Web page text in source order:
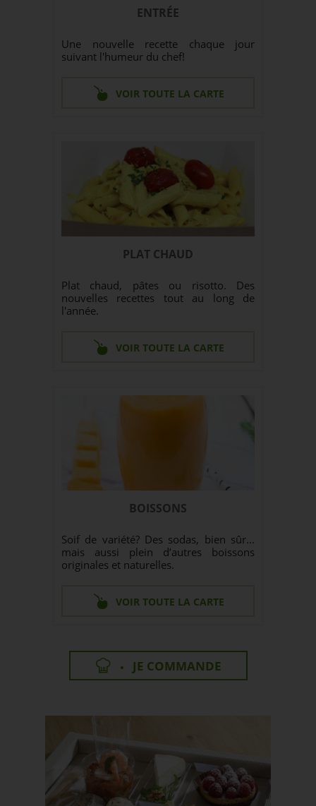
ENTRÉE
Une nouvelle recette chaque jour
suivant l'humeur du chef!
VOIR TOUTE LA CARTE
PLAT CHAUD
Plat chaud, pâtes ou risotto. Des
nouvelles recettes tout au long de
l'année.
VOIR TOUTE LA CARTE
BOISSONS
Soif de variété? Des sodas, bien sûr...
mais aussi plein d’autres boissons
originales et naturelles.
VOIR TOUTE LA CARTE
JE COMMANDE